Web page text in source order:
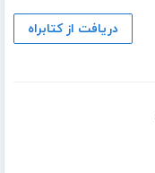
دریافت از کتابراه